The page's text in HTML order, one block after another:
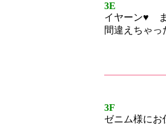
3E
イヤーン♥
間違えちゃっ
3F
ゼニム様にお